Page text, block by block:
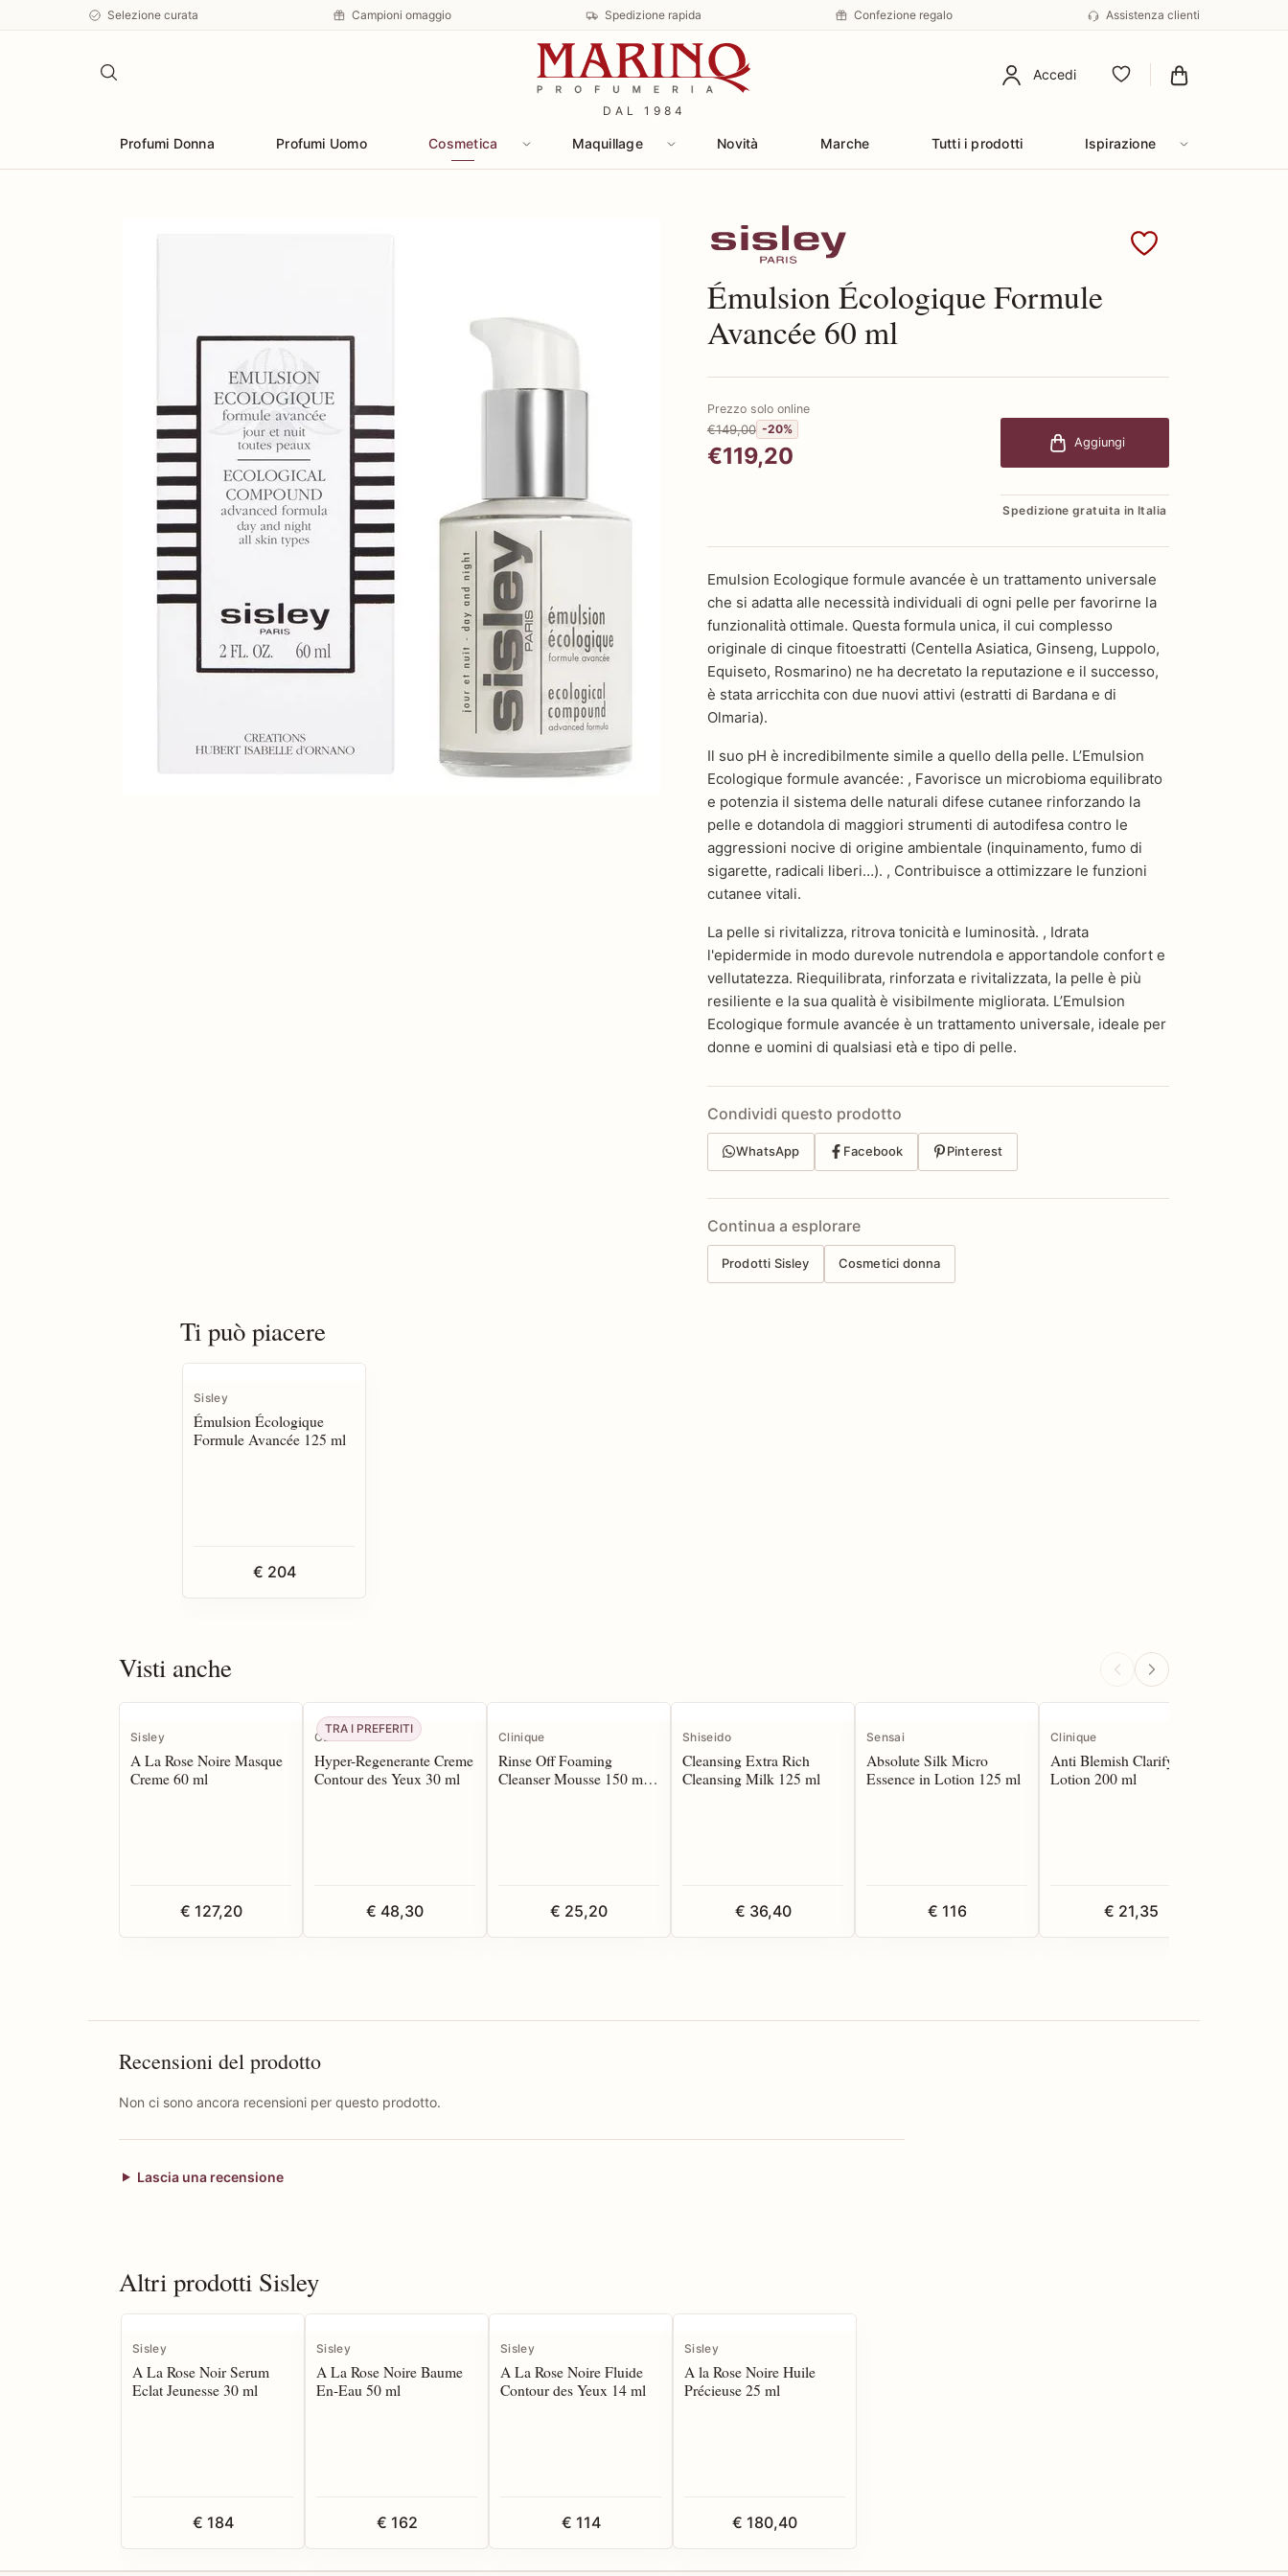
Selezione curata Campioni omaggio Spedizione rapida Confezione regalo Assistenza clienti
DAL 1984
Accedi
Preferiti
Profumi Donna Profumi Uomo Cosmetica Maquillage Novità Marche Tutti i prodotti Ispirazione
Scopri i prodotti Sisley
Émulsion Écologique Formule
Avancée 60 ml
Prezzo solo online
€149,00 -20%
€119,20 Aggiungi
Spedizione gratuita in Italia
Emulsion Ecologique formule avancée è un trattamento universale
che si adatta alle necessità individuali di ogni pelle per favorirne la
funzionalità ottimale. Questa formula unica, il cui complesso
originale di cinque fitoestratti (Centella Asiatica, Ginseng, Luppolo,
Equiseto, Rosmarino) ne ha decretato la reputazione e il successo,
è stata arricchita con due nuovi attivi (estratti di Bardana e di
Olmaria).
Il suo pH è incredibilmente simile a quello della pelle. L’Emulsion
Ecologique formule avancée: , Favorisce un microbioma equilibrato
e potenzia il sistema delle naturali difese cutanee rinforzando la
pelle e dotandola di maggiori strumenti di autodifesa contro le
aggressioni nocive di origine ambientale (inquinamento, fumo di
sigarette, radicali liberi…). , Contribuisce a ottimizzare le funzioni
cutanee vitali.
La pelle si rivitalizza, ritrova tonicità e luminosità. , Idrata
l'epidermide in modo durevole nutrendola e apportandole confort e
vellutatezza. Riequilibrata, rinforzata e rivitalizzata, la pelle è più
resiliente e la sua qualità è visibilmente migliorata. L’Emulsion
Ecologique formule avancée è un trattamento universale, ideale per
donne e uomini di qualsiasi età e tipo di pelle.
Condividi questo prodotto
WhatsApp Facebook Pinterest
Continua a esplorare
Prodotti Sisley Cosmetici donna
Ti può piacere
Sisley
Émulsion Écologique
Formule Avancée 125 ml
€ 204
Visti anche
Sisley
A La Rose Noire Masque
Creme 60 ml
€ 127,20
TRA I PREFERITI
CBN
Hyper-Regenerante Creme
Contour des Yeux 30 ml
€ 48,30
Clinique
Rinse Off Foaming
Cleanser Mousse 150 ml
€ 25,20
Shiseido
Cleansing Extra Rich
Cleansing Milk 125 ml
€ 36,40
Sensai
Absolute Silk Micro
Essence in Lotion 125 ml
€ 116
Clinique
Anti Blemish Clarifying
Lotion 200 ml
€ 21,35
Recensioni del prodotto
Non ci sono ancora recensioni per questo prodotto.
Lascia una recensione
Altri prodotti Sisley
Sisley
A La Rose Noir Serum
Eclat Jeunesse 30 ml
€ 184
Sisley
A La Rose Noire Baume
En-Eau 50 ml
€ 162
Sisley
A La Rose Noire Fluide
Contour des Yeux 14 ml
€ 114
Sisley
A la Rose Noire Huile
Précieuse 25 ml
€ 180,40